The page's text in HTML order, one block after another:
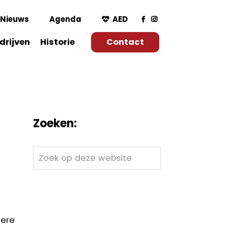
Nieuws Agenda AED
Historie Contact
Zoeken:
Zoek
op